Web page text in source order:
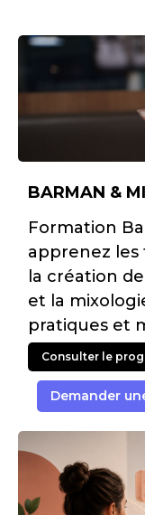
BARMAN &
Formation
apprenez
la création
et la
pratiques et
Consulter le
Demander